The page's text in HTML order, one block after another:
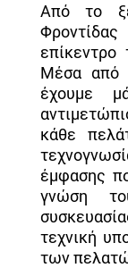
Από το
επίκεντρο
Μέσα από
έχουμε
κάθε
έμφασης
γνώση
τεχνική
των